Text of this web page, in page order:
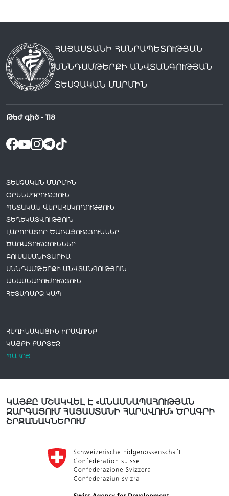
ՀԱՅԱՍՏԱՆԻ ՀԱՆՐԱՊԵՏՈՒԹՅԱՆ
ՍՆՆԴԱՄԹԵՐՔԻ ԱՆՎՏԱՆԳՈՒԹՅԱՆ
ՏԵՍՉԱԿԱՆ ՄԱՐՄԻՆ
Թեժ գիծ - 118
ՏԵՍՉԱԿԱՆ ՄԱՐՄԻՆ
ՕՐԵՆՍԴՐՈՒԹՅՈՒՆ
ՊԵՏԱԿԱՆ ՎԵՐԱՀՍԿՈՂՈՒԹՅՈՒՆ
ՏԵՂԵԿԱՏՎՈՒԹՅՈՒՆ
ԼԱԲՈՐԱՏՈՐ ԾԱՌԱՅՈՒԹՅՈՒՆՆԵՐ
ԾԱՌԱՅՈՒԹՅՈՒՆՆԵՐ
ԲՈՒՍԱՍԱՆԻՏԱՐԻԱ
ՍՆՆԴԱՄԹԵՐՔԻ ԱՆՎՏԱՆԳՈՒԹՅՈՒՆ
ԱՆԱՍՆԱԲՈՒԺՈՒԹՅՈՒՆ
ՀԵՏԱԴԱՐՁ ԿԱՊ
ՀԵՂԻՆԱԿԱՅԻՆ ԻՐԱՎՈՒՆՔ
ԿԱՅՔԻ ՔԱՐՏԵԶ
ՊԱՀՈՑ
ԿԱՅՔԸ ՄՇԱԿՎԵԼ Է «ԱՆԱՍՆԱՊԱՀՈՒԹՅԱՆ
ԶԱՐԳԱՑՈՒՄ ՀԱՅԱՍՏԱՆԻ ՀԱՐԱՎՈՒՄ» ԾՐԱԳՐԻ
ՇՐՋԱՆԱԿՆԵՐՈՒՄ